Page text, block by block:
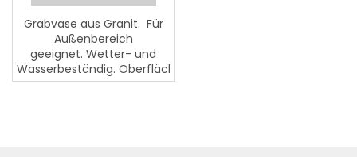
Grabvase aus Granit. Für
Außenbereich
geeignet. Wetter- und
Wasserbeständig. Oberfläche
leicht polierbar und